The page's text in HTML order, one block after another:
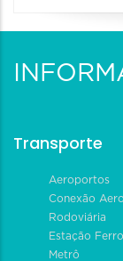
Transporte
Aeroportos
Conexão
Rodoviária
Estação
Metrô